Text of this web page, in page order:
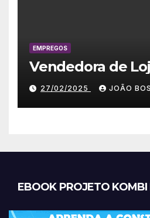
EMPREGOS
Vendedora de
27/02/2025 JOÃO
EBOOK PROJETO KOMBI